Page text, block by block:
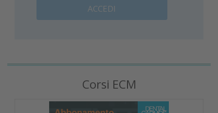
ACCEDI
Corsi ECM